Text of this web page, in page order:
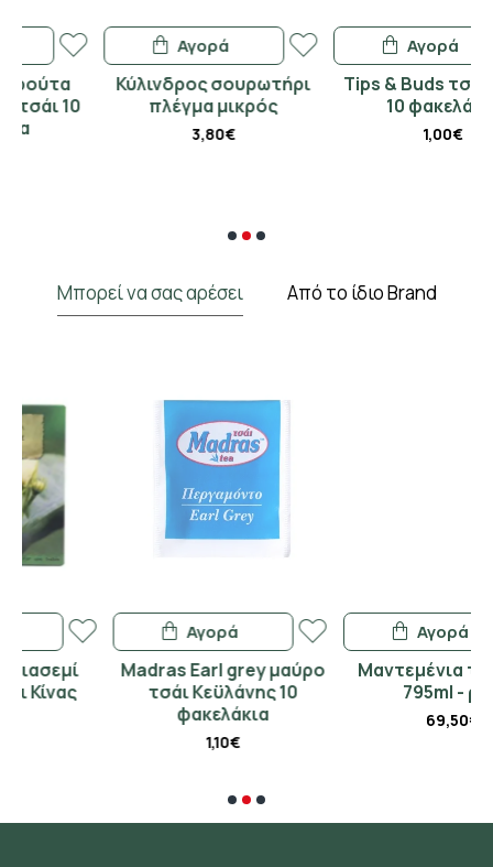
Κύλινδρος σουρωτήρι
πλέγμα μικρός
Αγορά
Tips & Buds τσουκνίδα
10 φακελάκια
Αγορά
Μπορεί να σας αρέσει Από το ίδιο Brand
Madras Earl grey μαύρο
τσάι Κεϋλάνης 10
φακελάκια
Μαντεμένια τσαγιέρα
795ml - ραφ